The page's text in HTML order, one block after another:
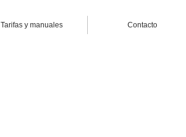
Tarifas y manuales Contacto